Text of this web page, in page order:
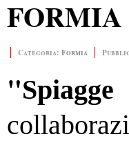
FORMIA
Categoria: Formia
"